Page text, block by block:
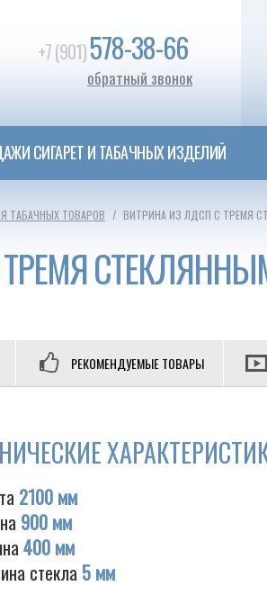
+7 (901)578-38-66
обратный звонок
СИГАРЕТ И ТАБАЧНЫХ ИЗДЕЛИЙ
ТАБАЧНЫХ ТОВАРОВ ВИТРИНА ИЗ ЛДСП С ТРЕМЯ
РЕКОМЕНДУЕМЫЕ ТОВАРЫ
2100 мм
900 мм
400 мм
стекла 5 мм